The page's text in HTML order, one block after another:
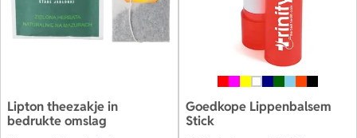
Lipton theezakje in
bedrukte omslag
Goedkope Lippenbalsem
Stick